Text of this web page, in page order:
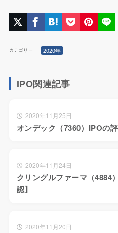
カテゴリー： 2020年
IPO関連記事
2020年11月25日
オンデック（7360）IPOの
2020年11月24日
クリングルファーマ（4884
認】
2020年11月20日